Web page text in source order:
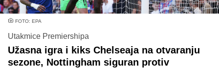
FOTO: EPA
Utakmice Premiershipa
Užasna igra i kiks Chelseaja na otvaranju
sezone, Nottingham siguran protiv